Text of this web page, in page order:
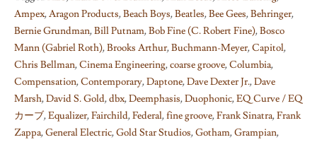
Ampex,Aragon Products,Beach Boys,Beatles,Bee Gees,Behringer,
Bernie Grundman,Bill Putnam,Bob Fine (C. Robert Fine),Bosco
Mann (Gabriel Roth),Brooks Arthur,Buchmann-Meyer,Capitol,
Chris Bellman,Cinema Engineering,coarse groove,Columbia,
Compensation,Contemporary,Daptone,Dave Dexter Jr.,Dave
Marsh,David S. Gold,dbx,Deemphasis,Duophonic,EQ Curve / EQ
カーブ,Equalizer,Fairchild,Federal,fine groove,Frank Sinatra,Frank
Zappa,General Electric,Gold Star Studios,Gotham,Grampian,